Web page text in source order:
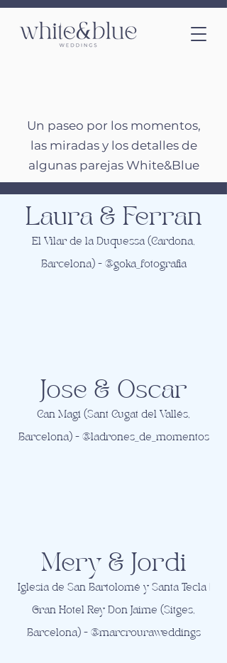
Un paseo por los momentos,
las miradas y los detalles de
algunas parejas White&Blue
Laura & Ferran
El Vilar de la Duquessa (Cardona,
Barcelona) - @goka_fotografia
Jose & Oscar
Can Magí (Sant Cugat del Vallés,
Barcelona) - @ladrones_de_momentos
Mery & Jordi
Iglesia de San Bartolomé y Santa Tecla |
Gran Hotel Rey Don Jaime (Sitges,
Barcelona) - @marcrouraweddings